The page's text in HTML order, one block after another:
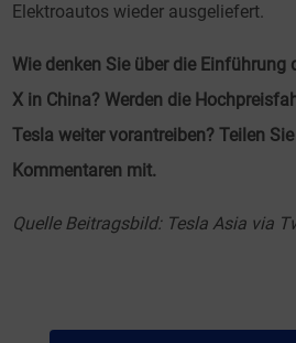
Elektroautos wieder ausgeliefert.
Wie denken Sie über die Einführung
X in China? Werden die
Tesla weiter vorantreiben? Teilen
Kommentaren mit.
Quelle Beitragsbild: Tesla Asia via